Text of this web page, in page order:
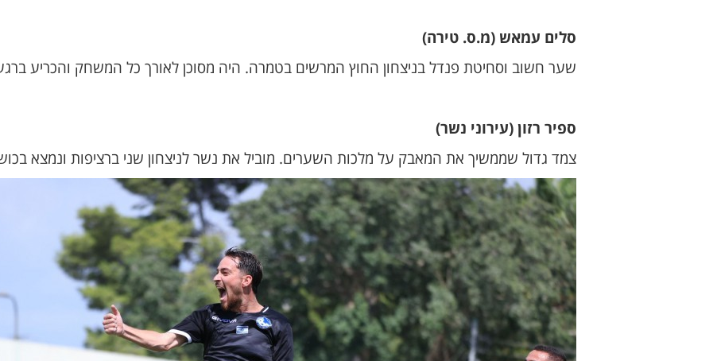
סלים עמאש (מ.ס. טירה)
שער חשוב וסחיטת פנדל בניצחון החוץ המרשים בטמרה. היה מסוכן לאורך כל המשחק והכריע
ספיר רזון (עירוני נשר)
צמד גדול שממשיך את המאבק על מלכות השערים. מוביל את נשר לניצחון שני ברציפות ונמצא